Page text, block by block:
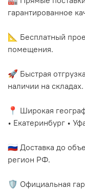
гарантированное
📐 Бесплатный
помещения.
🚀 Быстрая
наличии на складах.
📍 Широкая
• Екатеринбург •
🇷🇺 Доставка до
регион РФ.
🛡️ Официальная